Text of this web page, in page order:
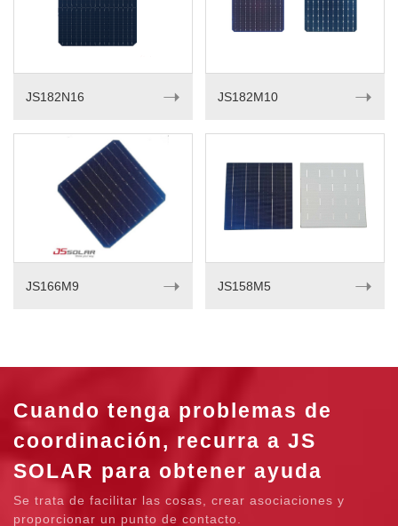
JS182N16 ➝ JS182M10 ➝
JS166M9 ➝ JS158M5 ➝
Cuando tenga problemas de
coordinación, recurra a JS
SOLAR para obtener ayuda
Se trata de facilitar las cosas, crear asociaciones y
proporcionar un punto de contacto.